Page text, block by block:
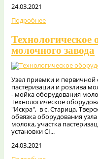
24.03.2021
Подробнее
Технологическое
молочного завода
Узел приемки и первичной
пастеризации и розлива
- мойка оборудования
Технологическое
"Искра", в с. Старица,
обвязка оборудования
молока, участка
установки CI...
24.03.2021